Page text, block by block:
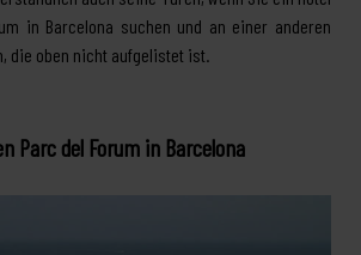
in Barcelona suchen und an einer anderen
die oben nicht aufgelistet ist.
Parc del Forum in Barcelona